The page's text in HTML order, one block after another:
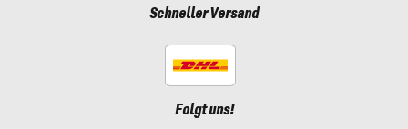
Schneller Versand
Folgt uns!